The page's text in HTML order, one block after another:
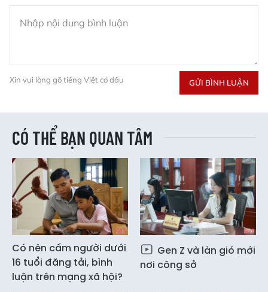
Xin vui lòng gõ tiếng Việt có dấu GỬI BÌNH LUẬN
CÓ THỂ BẠN QUAN TÂM
Có nên cấm người dưới
16 tuổi đăng tải, bình
luận trên mạng xã hội?
Gen Z và làn gió mới
nơi công sở